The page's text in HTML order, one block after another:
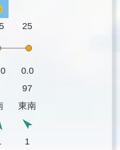
25
0.0
97
東南
1